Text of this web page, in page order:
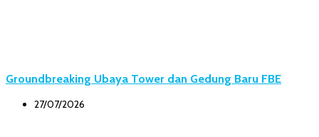
Groundbreaking Ubaya Tower dan Gedung Baru FBE
27/07/2026